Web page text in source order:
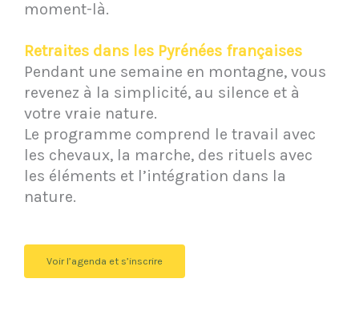
moment-là.
Retraites dans les Pyrénées françaises
Pendant une semaine en montagne, vous
revenez à la simplicité, au silence et à
votre vraie nature.
Le programme comprend le travail avec
les chevaux, la marche, des rituels avec
les éléments et l’intégration dans la
nature.
Voir l’agenda et s’inscrire